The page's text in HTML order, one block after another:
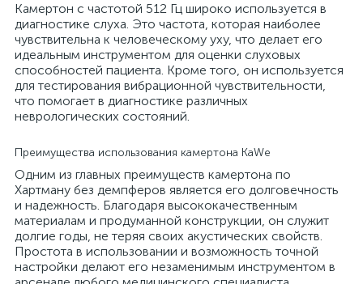
Камертон с частотой 512 Гц широко используется в
диагностике слуха. Это частота, которая наиболее
чувствительна к человеческому уху, что делает его
идеальным инструментом для оценки слуховых
способностей пациента. Кроме того, он используется
для тестирования вибрационной чувствительности,
что помогает в диагностике различных
неврологических состояний.
Преимущества использования камертона KaWe
Одним из главных преимуществ камертона по
Хартману без демпферов является его долговечность
и надежность. Благодаря высококачественным
материалам и продуманной конструкции, он служит
долгие годы, не теряя своих акустических свойств.
Простота в использовании и возможность точной
настройки делают его незаменимым инструментом в